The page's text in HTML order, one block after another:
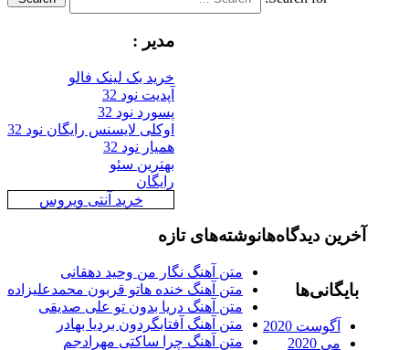
خرید بک لینک فالو
پسورد نود 32
اوکلی لایسنس رایگان نود 32
همیار نود 32
بهترین سئو
خرید آنتی ویروس
نوشته‌های تازه
متن آهنگ نگار من وحید دهقانی
متن آهنگ خنده هاتو قربون محمدعلیزاده
متن آهنگ دریا بدون تو علی صدیقی
متن آهنگ آفتابگردون بردیا بهادر
متن آهنگ چرا ساکتی مهرادجم
دیدگاه‌ها
آگوست 2020